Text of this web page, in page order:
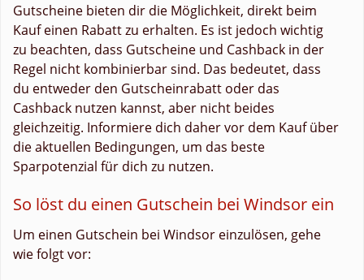
Gutscheine bieten dir die Möglichkeit, direkt beim
Kauf einen Rabatt zu erhalten. Es ist jedoch wichtig
zu beachten, dass Gutscheine und Cashback in der
Regel nicht kombinierbar sind. Das bedeutet, dass
du entweder den Gutscheinrabatt oder das
Cashback nutzen kannst, aber nicht beides
gleichzeitig. Informiere dich daher vor dem Kauf über
die aktuellen Bedingungen, um das beste
Sparpotenzial für dich zu nutzen.
So löst du einen Gutschein bei Windsor ein
Um einen Gutschein bei Windsor einzulösen, gehe
wie folgt vor: